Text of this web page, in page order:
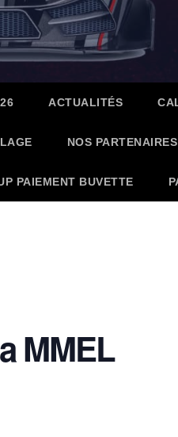
ACTUALITÉS
NOS PARTENAIRES
PAIEMENT BUVETTE
MMEL